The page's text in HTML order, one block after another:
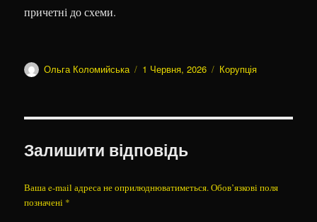
причетні до схеми.
Автор
Ольга Коломийська Оприлюднено
1 Червня, 2026 Категорії
Корупція
Залишити відповідь
Ваша e-mail адреса не оприлюднюватиметься.Обов’язкові поля
позначені *